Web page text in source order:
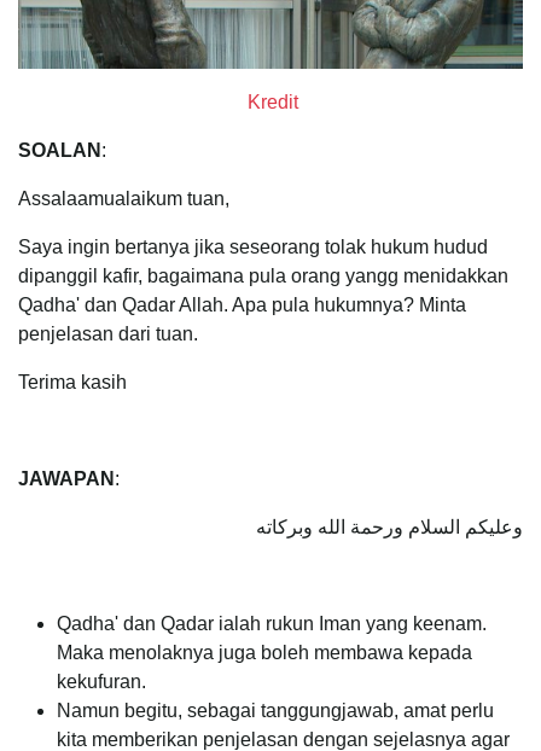
Kredit
SOALAN :
Assalaamualaikum tuan,
Saya ingin bertanya jika seseorang tolak hukum hudud
dipanggil kafir, bagaimana pula orang yangg menidakkan
Qadha' dan Qadar Allah. Apa pula hukumnya? Minta
penjelasan dari tuan.
Terima kasih
JAWAPAN :
وعليكم السلام ورحمة الله وبركاته
Qadha' dan Qadar ialah rukun Iman yang keenam.
Maka menolaknya juga boleh membawa kepada
kekufuran.
Namun begitu, sebagai tanggungjawab, amat perlu
kita memberikan penjelasan dengan sejelasnya agar